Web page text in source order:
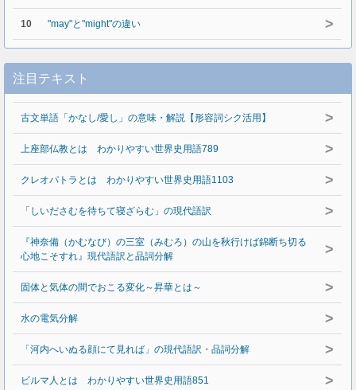
10 "may"と"might"の違い >
注目テキスト
古文単語「かなし/愛し」の意味・解説【形容詞シク活用】 >
上座部仏教とは わかりやすい世界史用語789 >
クレオパトラとは わかりやすい世界史用語1103 >
「しいださむを待ちて寝ざらむ」の現代語訳 >
『神奈備（かむなび）の三室（みむろ）の山を秋行けば錦断ち切る
心地こそすれ』現代語訳と品詞分解
>
固体と気体の間でおこる変化～昇華とは～ >
水の電気分解 >
「河内へいぬる顔にて見れば」の現代語訳・品詞分解 >
ビルマ人とは わかりやすい世界史用語851 >